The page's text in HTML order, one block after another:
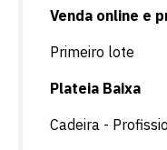
Venda online e
Primeiro lote
Plateia Baixa
Cadeira -